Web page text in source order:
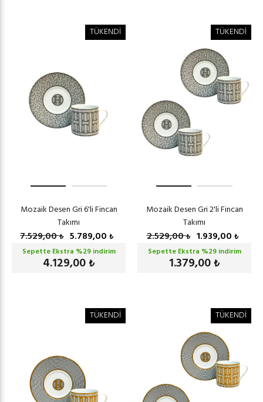
TÜKENDİ
Mozaik Desen Gri 6'li Fincan
Takımı
7.529,00₺ 5.789,00 ₺
Sepette Ekstra %29indirim
4.129,00 ₺
TÜKENDİ
Mozaik Desen Gri 2'li Fincan
Takımı
2.529,00₺ 1.939,00 ₺
Sepette Ekstra %29indirim
1.379,00 ₺
TÜKENDİ TÜKENDİ